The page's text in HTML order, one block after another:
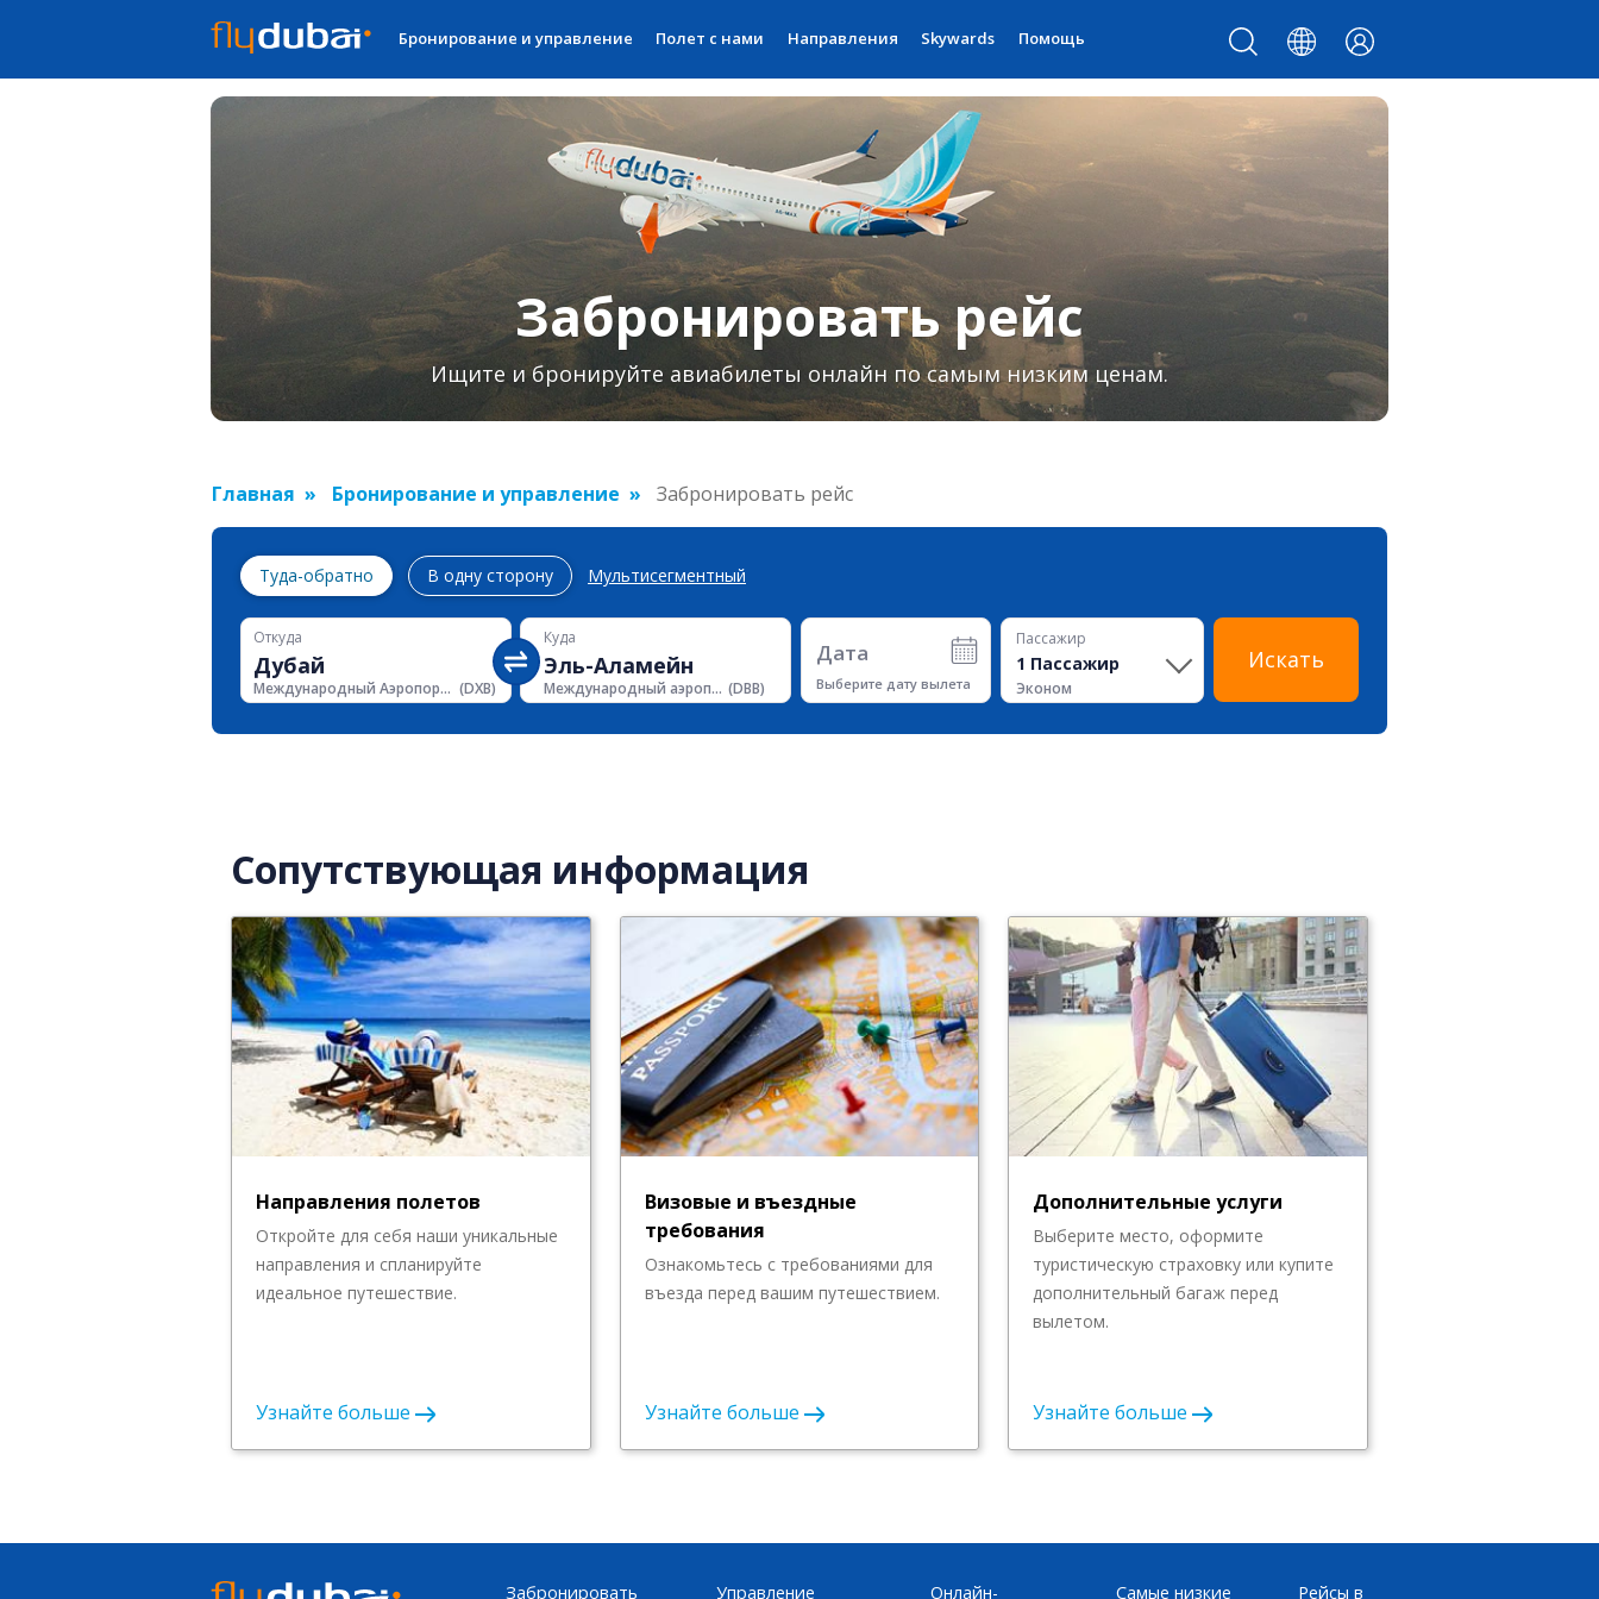
Бронирование и управление Полет с нами Направления Skywards Помощь
Забронировать рейс
Ищите и бронируйте авиабилеты онлайн по самым низким ценам.
Главная Бронирование и управление Забронировать рейс
Туда-обратно В одну сторону Мультисегментный
Откуда
Международный Аэропорт Дубая (DXB)
Куда
Международный аэропорт Эль-Аламейн (DBB)
Дата
Выберите дату вылета
Пассажир
1 Пассажир
Эконом
Искать
Сопутствующая информация
Направления полетов
Откройте для себя наши уникальные
направления и спланируйте
идеальное путешествие.
Узнайте больше
Визовые и въездные
требования
Ознакомьтесь с требованиями для
въезда перед вашим путешествием.
Узнайте больше
Дополнительные услуги
Выберите место, оформите
туристическую страховку или купите
дополнительный багаж перед
вылетом.
Узнайте больше
Забронировать Управление Онлайн- Самые низкие Рейсы в